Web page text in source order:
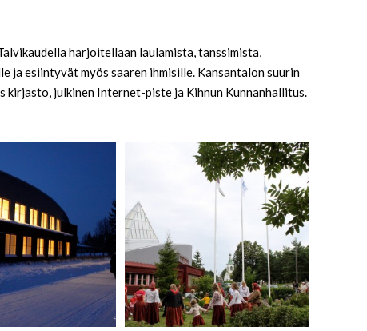
harjoitellaan laulamista, tanssimista,
ja esiintyvät myös saaren ihmisille. Kansantalon suurin
kirjasto, julkinen Internet-piste ja Kihnun Kunnanhallitus.